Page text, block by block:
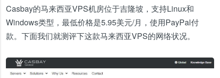
Casbay的马来西亚VPS机房位于吉隆坡，支持Linux和
Windows类型，最低价格是5.95美元/月，使用PayPal付
款。下面我们就测评下这款马来西亚VPS的网络状况。